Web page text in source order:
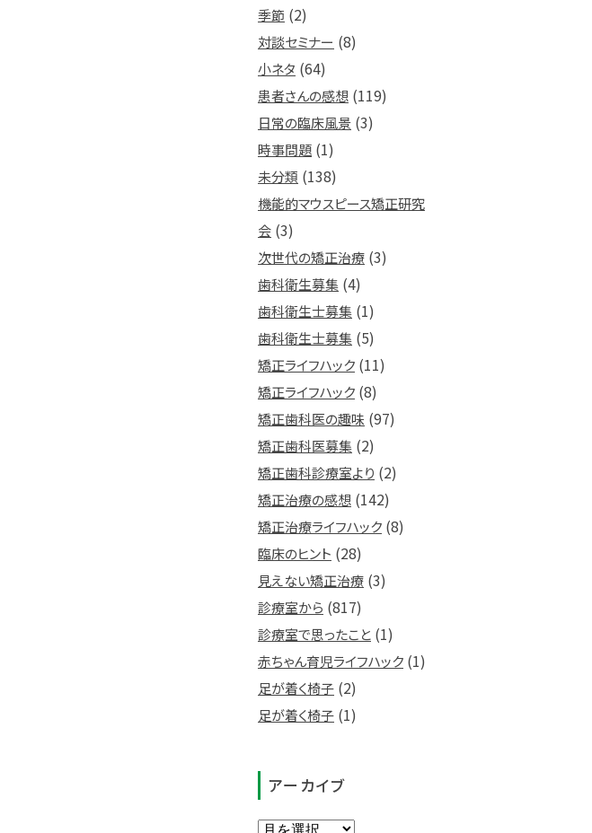
季節 (2)
対談セミナー (8)
小ネタ (64)
患者さんの感想 (119)
日常の臨床風景 (3)
時事問題 (1)
未分類 (138)
機能的マウスピース矯正研究
会 (3)
次世代の矯正治療 (3)
歯科衛生募集 (4)
歯科衛生士募集 (1)
歯科衛生士募集 (5)
矯正ライフハック (11)
矯正ライフハック (8)
矯正歯科医の趣味 (97)
矯正歯科医募集 (2)
矯正歯科診療室より (2)
矯正治療の感想 (142)
矯正治療ライフハック (8)
臨床のヒント (28)
見えない矯正治療 (3)
診療室から (817)
診療室で思ったこと (1)
赤ちゃん育児ライフハック (1)
足が着く椅子 (2)
足が着く椅子 (1)
アーカイブ